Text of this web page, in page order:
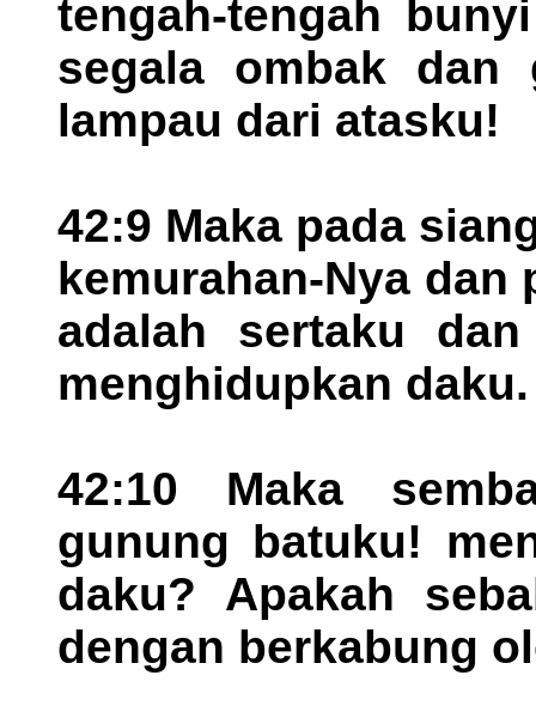
tengah-tengah
segala ombak dan
lampau dari atasku!
42:9 Maka pada
kemurahan-Nya dan
adalah sertaku
menghidupkan daku.
42:10 Maka
gunung batuku!
daku? Apakah
dengan berkabung